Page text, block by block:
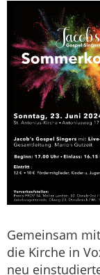
Gemeinsam
die Kirche in
neu